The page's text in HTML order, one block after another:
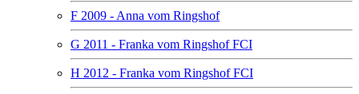
F 2009 - Anna vom Ringshof
G 2011 - Franka vom Ringshof FCI
H 2012 - Franka vom Ringshof FCI